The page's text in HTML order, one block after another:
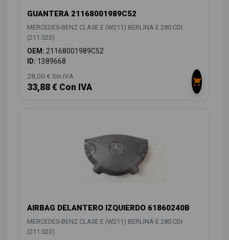
GUANTERA 21168001989C52
MERCEDES-BENZ CLASE E (W211) BERLINA E 280 CDI
(211.023)
OEM: 21168001989C52
ID: 1389668
28,00 € Sin IVA
33,88 € Con IVA
AIRBAG DELANTERO IZQUIERDO 61860240B
MERCEDES-BENZ CLASE E (W211) BERLINA E 280 CDI
(211.023)